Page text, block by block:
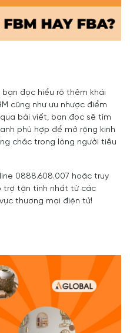
đọc hiểu rõ thêm khái
cũng như ưu nhược điểm
bài viết, bạn đọc sẽ tìm
phù hợp để mở rộng kinh
chắc trong lòng người tiêu
0888.608.007 hoặc truy
trợ tận tình nhất từ ​​các
thương mại điện tử!